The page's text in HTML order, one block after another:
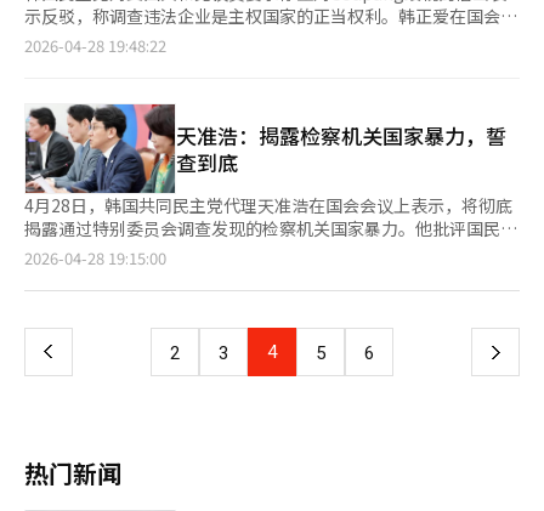
民主党。他说：“有相信我清白的党员同志，我并不孤单。作为你
们的同志，我将重新开始。”此前，金勇在13日的记者会上表示希
望在京畿道地区参选，并持续表达参选意愿。党内有超过60名议员
决定不提名，认为可能影响补选，金勇因此无法参选。※ 本报道
经人工智能（AI）系统翻译与编辑。
示反驳，称调查违法企业是主权国家的正当权利。韩正爱在国会会
议上指出，这封信函要求美国企业在国外享受比美国更宽松的标
份而免于制裁，这将是不公正的特权。李议员对美国议员集体抗议
信表示强烈遗憾，称此举损害盟友间的信任与尊重。民主党计划向
美国驻韩大使馆发送抗议信。主导此活动的朴洪培议员质疑
Coupang在美国的行为，强调韩国事务应按韩国法律解决，反对
不当干预。他警告，若美国政治界的不当要求被接受，将为跨国企
业通过外交压力干预国内司法程序开创先例。韩国的司法主权不容
谈判，90名议员将坚决反对不当要求。※ 本报道经人工智能
（AI）系统翻译与编辑。
2026-04-28 19:48:22
天准浩：揭露检察机关国家暴力，誓
查到底
4月28日，韩国共同民主党代理天准浩在国会会议上表示，将彻底
揭露通过特别委员会调查发现的检察机关国家暴力。他批评国民力
量党推举秋庆浩为大邱市长候选人，称其为“明显的尹系推举”。
国家暴力，包括操控起诉、量刑交易等手段，影响了总统选举。他
他还批评国民力量党推举秋庆浩，称其为“尹系推举”，并指出秋
庆浩因涉嫌妨碍戒严解除而正在接受审判。他强调，国民力量党应
2026-04-28 19:15:00
上
页
2 3 4 5 6 下
热门新闻